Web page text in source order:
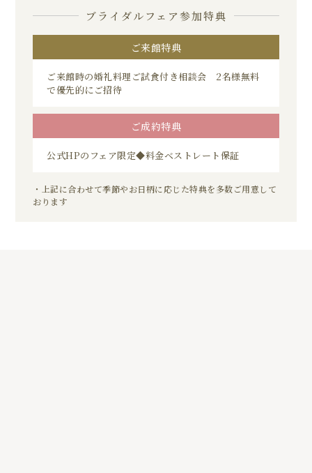
ブライダルフェア参加特典
ご来館特典
ご来館時の婚礼料理ご試食付き相談会 2名様無料
で優先的にご招待
ご成約特典
公式HPのフェア限定◆料金ベストレート保証
・上記に合わせて季節やお日柄に応じた特典を多数ご用意して
おります